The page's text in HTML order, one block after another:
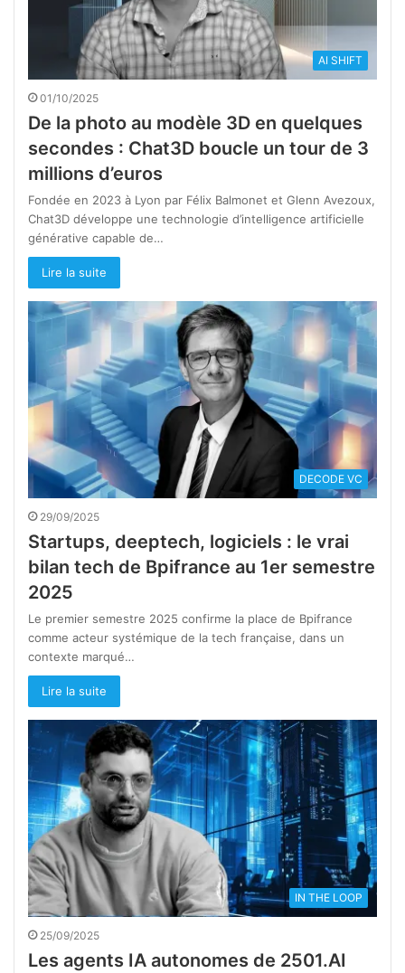
AI SHIFT
01/10/2025
De la photo au modèle 3D en quelques
secondes : Chat3D boucle un tour de 3
millions d’euros
Fondée en 2023 à Lyon par Félix Balmonet et Glenn Avezoux,
Chat3D développe une technologie d’intelligence artificielle
générative capable de…
Lire la suite
DECODE VC
29/09/2025
Startups, deeptech, logiciels : le vrai
bilan tech de Bpifrance au 1er semestre
2025
Le premier semestre 2025 confirme la place de Bpifrance
comme acteur systémique de la tech française, dans un
contexte marqué…
Lire la suite
IN THE LOOP
25/09/2025
Les agents IA autonomes de 2501.AI